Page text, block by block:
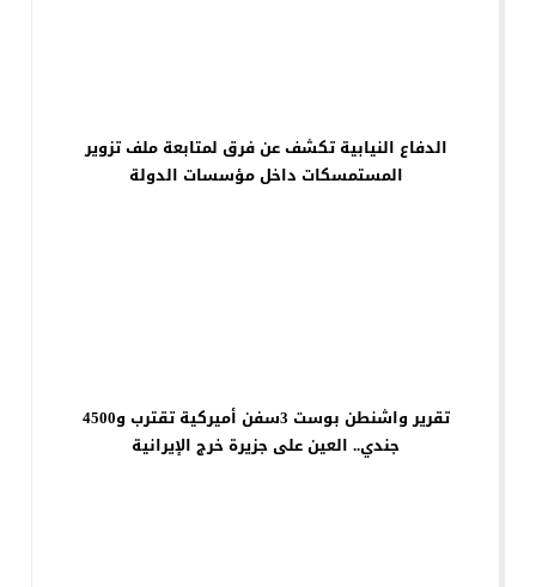
الدفاع النيابية تكشف عن فرق لمتابعة ملف تزوير
المستمسكات داخل مؤسسات الدولة
تقرير واشنطن بوست 3سفن أميركية تقترب و4500
جندي.. العين على جزيرة خرج الإيرانية